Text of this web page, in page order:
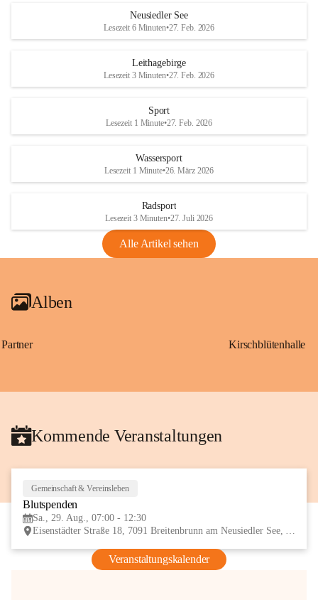
S
und den daraus folgenden wirtschaftlichen
Maßnahmen zur Bekämpfung
Rebe und der Amerikanischen
Anhang VBl. EU Nr. 18
1 Seite•1,4 MB
VBl. EU Nr. 18_2026
r
S
Neusiedler See
Lesezeit 6 Minuten•27. Feb. 2026
Leithagebirge
Lesezeit 3 Minuten•27. Feb. 2026
Sport
Lesezeit 1 Minute•27. Feb. 2026
Wassersport
Lesezeit 1 Minute•26. März 2026
Radsport
Lesezeit 3 Minuten•27. Juli 2026
Alle Artikel sehen
Alben
Partner Kirschblütenhalle
Kommende Veranstaltungen
Gemeinschaft & Vereinsleben
Blutspenden
Sa., 29. Aug., 07:00 - 12:30
Eisenstädter Straße 18, 7091 Breitenbrunn am Neusiedler See, AUT
Veranstaltungskalender